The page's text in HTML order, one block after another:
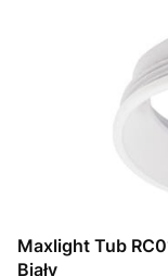
Maxlight Tub
Biały